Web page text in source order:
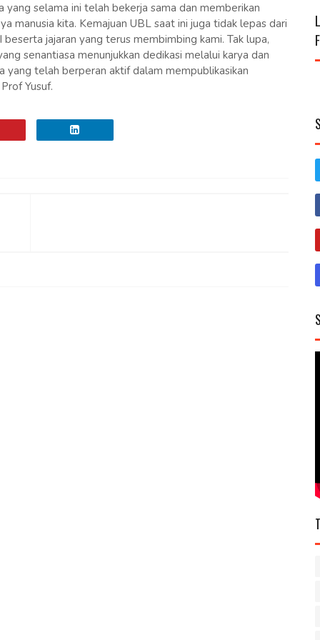
selama ini telah bekerja sama dan memberikan
manusia kita. Kemajuan UBL saat ini juga tidak lepas dari
jajaran yang terus membimbing kami. Tak lupa,
senantiasa menunjukkan dedikasi melalui karya dan
yang telah berperan aktif dalam mempublikasikan
Yusuf.